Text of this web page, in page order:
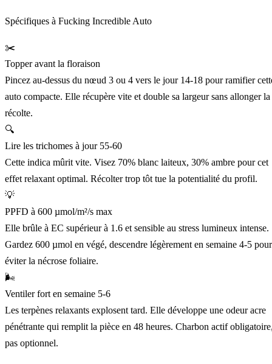
Spécifiques à Fucking Incredible Auto
✂️
Topper avant la floraison
Pincez au-dessus du nœud 3 ou 4 vers le jour 14-18 pour ramifier
auto compacte. Elle récupère vite et double sa largeur sans allonger la
récolte.
🔍
Lire les trichomes à jour 55-60
Cette indica mûrit vite. Visez 70% blanc laiteux, 30% ambre pour cet
effet relaxant optimal. Récolter trop tôt tue la potentialité du profil.
💡
PPFD à 600 µmol/m²/s max
Elle brûle à EC supérieur à 1.6 et sensible au stress lumineux intense.
Gardez 600 µmol en végé, descendre légèrement en semaine 4-5 pour
éviter la nécrose foliaire.
🌬️
Ventiler fort en semaine 5-6
Les terpènes relaxants explosent tard. Elle développe une odeur acre
pénétrante qui remplit la pièce en 48 heures. Charbon actif
pas optionnel.